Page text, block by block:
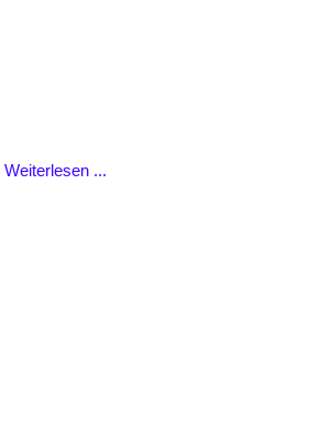
Weiterlesen ...